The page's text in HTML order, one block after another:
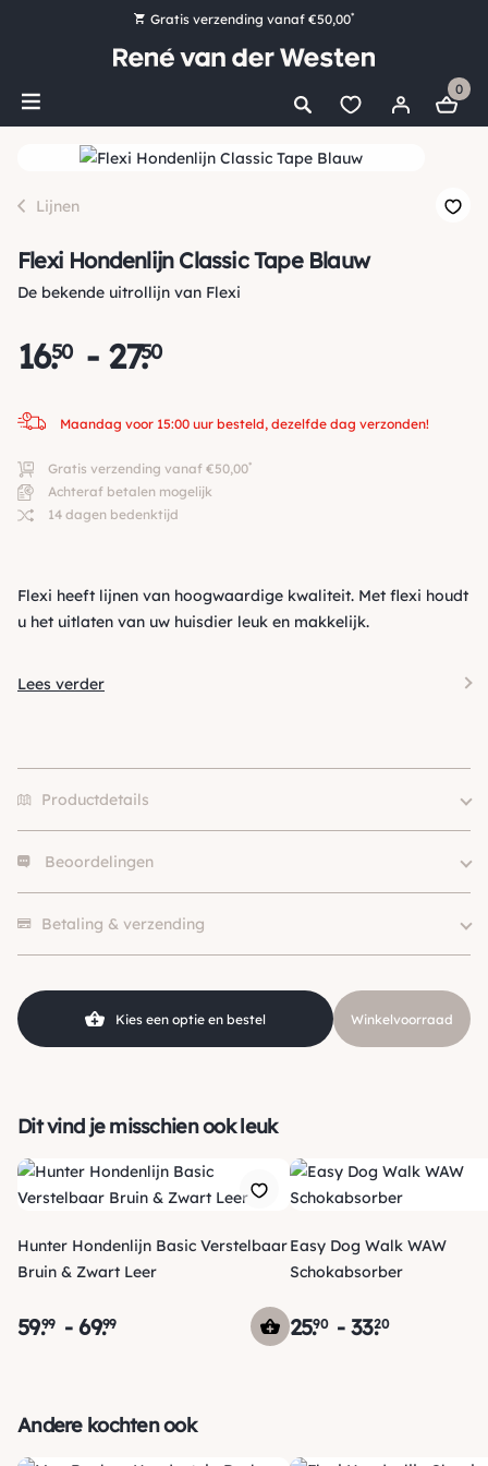
Gratis verzending vanaf €50,00*
Bestel nu, betaal later met Klarna
Ruim 16.000 artikelen op voorraad
0
Lijnen
Flexi Hondenlijn Classic Tape Blauw
De bekende uitrollijn van Flexi
16.
50 - 27.
50
Maandag voor 15:00 uur besteld, dezelfde dag verzonden!
Gratis verzending vanaf €50,00*
Achteraf betalen mogelijk
14 dagen bedenktijd
Flexi heeft lijnen van hoogwaardige kwaliteit. Met flexi houdt
u het uitlaten van uw huisdier leuk en makkelijk.
Lees verder
Productdetails
Merk
Size
XS, S, M, L
Hondgrootte
Soort
Uitrollijn
Beoordelingen
Betaling & verzending
Je ontvangt een track & trace code van ons zodat je je
pakketje kan volgen. Voor orders tot € 15.00 zijn de
Kies een optie en bestel Winkelvoorraad
Dit vind je misschien ook leuk
Hunter Hondenlijn Basic Verstelbaar
Bruin & Zwart Leer
59.99 -69.99
Easy Dog Walk WAW
Schokabsorber
25.90 - 33.20
Andere kochten ook